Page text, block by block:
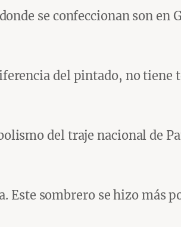
se confeccionan son en
del pintado, no tiene
del traje nacional de
sombrero se hizo más